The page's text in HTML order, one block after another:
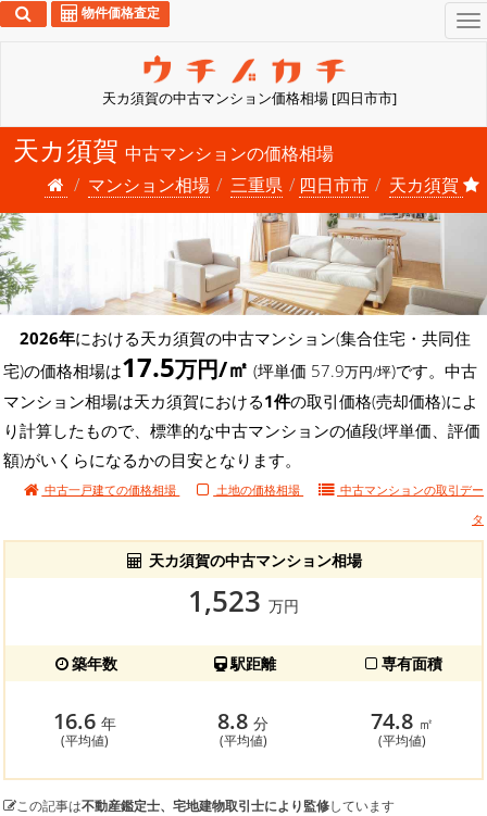
天カ須賀の中古マンション価格相場 [四日市市]
物件価格査定
天カ須賀 中古マンションの価格相場
マンション相場
三重県 四日市市 天カ須賀
2026年における天カ須賀の中古マンション(集合住宅・共同住
宅)の価格相場は17.5万円/㎡ (坪単価 57.9万円/坪)です。中古
マンション相場は天カ須賀における1件の取引価格(売却価格)によ
り計算したもので、標準的な中古マンションの値段(坪単価、評価
額)がいくらになるかの目安となります。
中古一戸建ての価格相場 土地の価格相場 中古マンションの取引デー
タ
天カ須賀の中古マンション相場
1,523 万円
築年数 駅距離 専有面積
16.6 年
(平均値)
8.8分
(平均値)
74.8 ㎡
(平均値)
この記事は不動産鑑定士、宅地建物取引士により監修しています